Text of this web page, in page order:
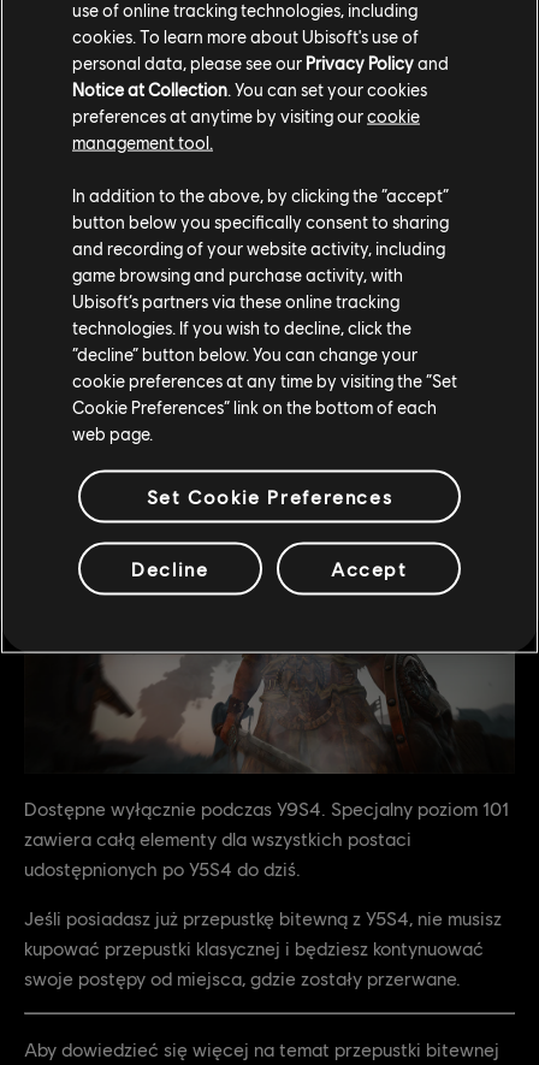
Mieszkańcy Heathmoor zostali dotknięci wzrastającymi
poziomami morza i niszczycielską burzą, która zalał
okolicę. Na szczęście, burza minęła, a niebo zaczęło się
przejaśniać. Nastała mroźna zima. Morze zamarzło, a
okolicę pokrył śnieg. Statki utknęły w lodzie, co jedynie
Nie przegap pirackich skarbów z przepustką klasyczną
Y5S4. Zdobądź 100 poziomów powracających nagród dla
wszystkich postaci, z uzbrojeniem i efektami z przepustki
bitewnej Y5S4. Jeśli posiadasz już przepustkę bitewną
Y5S4, będziesz kontynuować swoje postępy od miejsca,
gdzie zostały przerwane. Dostępne wyłącznie podczas
Zmodernizowane nagrody
Dostępne wyłącznie podczas Y9S4. Specjalny poziom 101
zawiera całą elementy dla wszystkich postaci
udostępnionych po Y5S4 do dziś.
Jeśli posiadasz już przepustkę bitewną z Y5S4, nie musisz
kupować przepustki klasycznej i będziesz kontynuować
swoje postępy od miejsca, gdzie zostały przerwane.
Aby dowiedzieć się więcej na temat przepustki bitewnej
use of online tracking technologies, including
cookies. To learn more about Ubisoft's use of
personal data, please see our Privacy Policyand
Notice at Collection. You can set your cookies
preferences at anytime by visiting ourcookie
management tool.
In addition to the above, by clicking the “accept”
button below you specifically consent to sharing
and recording of your website activity, including
game browsing and purchase activity, with
Ubisoft’s partners via these online tracking
technologies. If you wish to decline, click the
“decline” button below. You can change your
cookie preferences at any time by visiting the “Set
Cookie Preferences” link on the bottom of each
web page.
Set Cookie Preferences
Decline Accept